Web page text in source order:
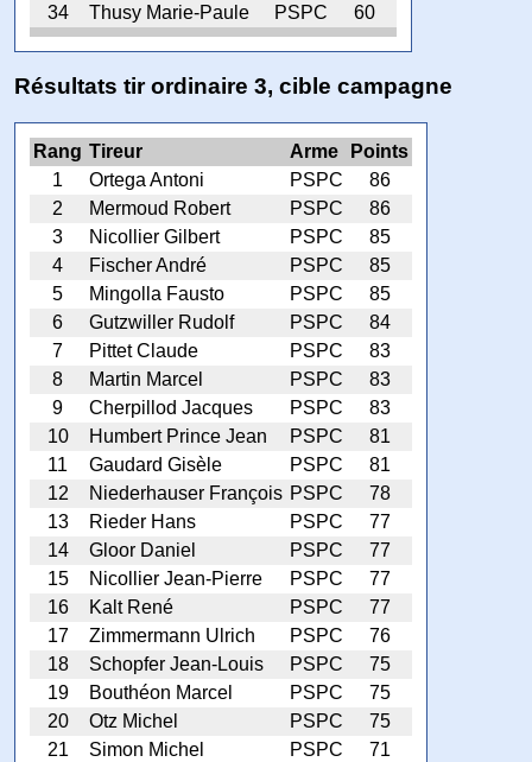
34
Thusy Marie-Paule PSPC 60
Résultats tir ordinaire 3, cible campagne
Rang Tireur Arme
Points
1
Ortega Antoni PSPC
86
2
Mermoud Robert PSPC
86
3
Nicollier Gilbert PSPC
85
4
Fischer André PSPC
85
5
Mingolla Fausto PSPC
85
6
Gutzwiller Rudolf PSPC
84
7
Pittet Claude PSPC
83
8
Martin Marcel PSPC
83
9
Cherpillod Jacques PSPC
83
10
Humbert Prince Jean PSPC
81
11
Gaudard Gisèle PSPC
81
12
Niederhauser François PSPC
78
13
Rieder Hans PSPC
77
14
Gloor Daniel PSPC
77
15
Nicollier Jean-Pierre PSPC
77
16
Kalt René PSPC
77
17
Zimmermann Ulrich PSPC
76
18
Schopfer Jean-Louis PSPC
75
19
Bouthéon Marcel PSPC
75
20
Otz Michel PSPC
75
21
Simon Michel PSPC
71